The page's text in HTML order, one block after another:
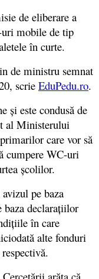
de eliberare a
uri mobile de tip
în curte.
de ministru semnat
scrie EduPedu.ro.
și este condusă de
al Ministerului
care vor să
cumpere WC-uri
școlilor.
pe baza
baza declarațiilor
în care
alte fonduri